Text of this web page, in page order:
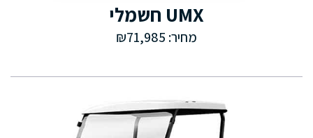
UMX חשמלי
מחיר: ₪71,985